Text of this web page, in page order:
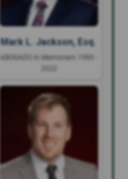
Mark L. Jackson, Esq.
ABOGADO In Memoriam 1980 -